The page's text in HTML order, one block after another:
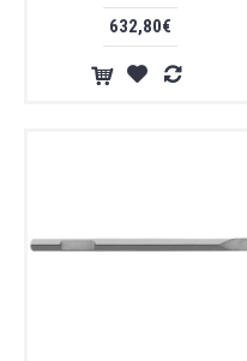
632,80€